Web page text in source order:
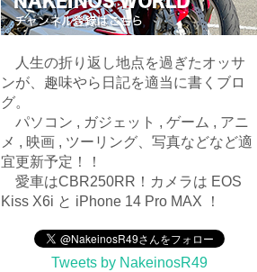
人生の折り返し地点を過ぎたオッサ
ンが、趣味やら日記を適当に書くブロ
グ。
パソコン , ガジェット , ゲーム , アニ
メ , 映画 , ツーリング、写真などなど適
宜更新予定！！
愛車はCBR250RR！カメラは EOS
Kiss X6i と iPhone 14 Pro MAX ！
Tweets by NakeinosR49